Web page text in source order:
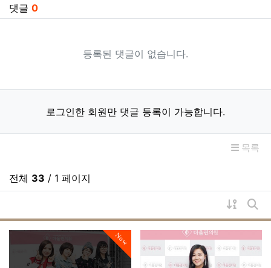
댓글 0
등록된 댓글이 없습니다.
로그인한 회원만 댓글 등록이 가능합니다.
목록
전체 33 / 1 페이지
게시물
게
Now